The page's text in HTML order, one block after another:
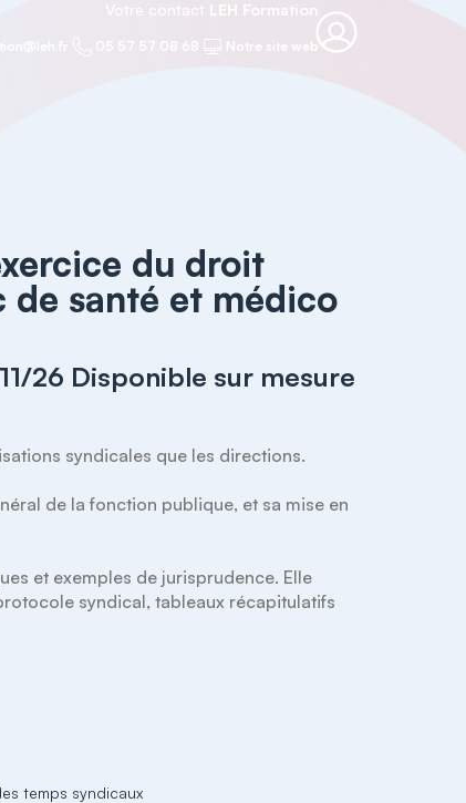
Votre contact LEH Formation
05 57 57 08 68 Notre site web
du droit
de santé et médico
26 Disponible sur mesure
syndicales que les directions.
de la fonction publique, et sa mise en
et exemples de jurisprudence. Elle
syndical, tableaux récapitulatifs
temps syndicaux